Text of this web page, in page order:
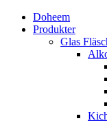
Doheem
Produkter
Glas